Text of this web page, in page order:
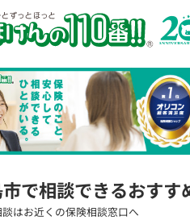
で相談できるおすす
はお近くの保険相談窓口へ